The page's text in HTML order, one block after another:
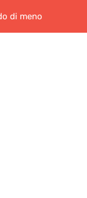
di meno